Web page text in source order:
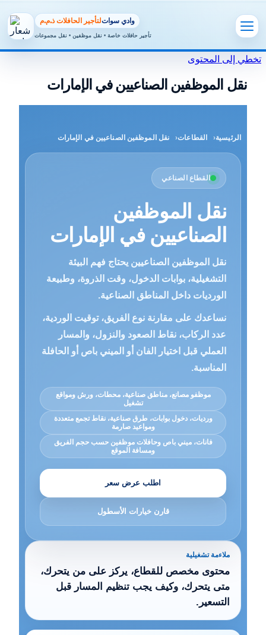
تخطي إلى المحتوى
وادي سواتلتأجير الحافلات ذ.م.م
تأجير حافلات خاصة • نقل موظفين • نقل مجموعات
نقل الموظفين الصناعيين في الإمارات
الرئيسية القطاعات نقل الموظفين الصناعيين في الإمارات
القطاع الصناعي
نقل الموظفين
الصناعيين في الإمارات
نقل الموظفين الصناعيين يحتاج فهم البيئة
التشغيلية، بوابات الدخول، وقت الذروة، وطبيعة
الورديات داخل المناطق الصناعية.
نساعدك على مقارنة نوع الفريق، توقيت الوردية،
عدد الركاب، نقاط الصعود والنزول، والمسار
العملي قبل اختيار الفان أو الميني باص أو الحافلة
المناسبة.
موظفو مصانع، مناطق صناعية، محطات، ورش ومواقع
تشغيل
ورديات، دخول بوابات، طرق صناعية، نقاط تجمع متعددة
ومواعيد صارمة
فانات، ميني باص وحافلات موظفين حسب حجم الفريق
ومسافة الموقع
اطلب عرض سعر
قارن خيارات الأسطول
ملاءمة تشغيلية
محتوى مخصص للقطاع، يركز على من يتحرك،
متى يتحرك، وكيف يجب تنظيم المسار قبل
التسعير.